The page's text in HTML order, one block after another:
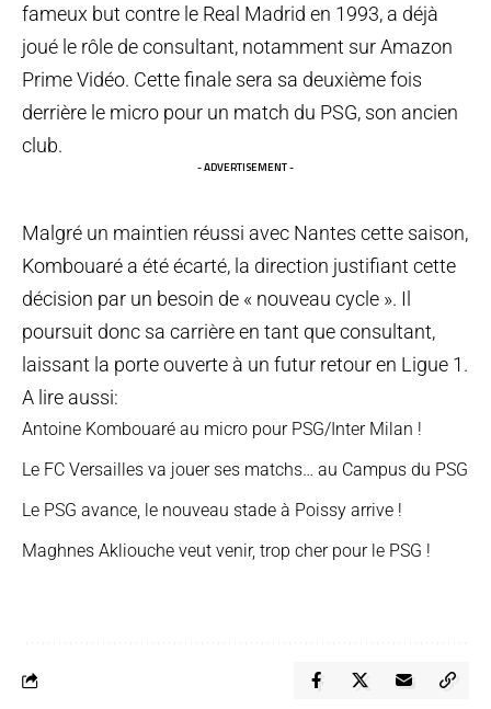
fameux but contre le Real Madrid en 1993, a déjà
joué le rôle de consultant, notamment sur Amazon
Prime Vidéo. Cette finale sera sa deuxième fois
derrière le micro pour un match du PSG, son ancien
club.
- ADVERTISEMENT -
Malgré un maintien réussi avec Nantes cette saison,
Kombouaré a été écarté, la direction justifiant cette
décision par un besoin de « nouveau cycle ». Il
poursuit donc sa carrière en tant que consultant,
laissant la porte ouverte à un futur retour en Ligue 1.
A lire aussi:
Antoine Kombouaré au micro pour PSG/Inter Milan !
Le FC Versailles va jouer ses matchs… au Campus du PSG
Le PSG avance, le nouveau stade à Poissy arrive !
Maghnes Akliouche veut venir, trop cher pour le PSG !